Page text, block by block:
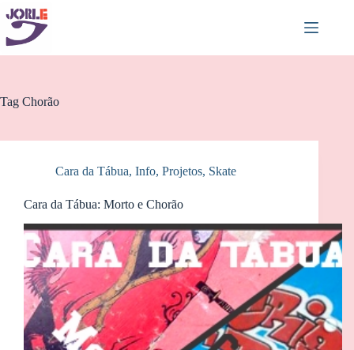
Pular
para
conteúdo
Tag Chorão
Cara da Tábua, Info, Projetos, Skate
Cara da Tábua: Morto e Chorão